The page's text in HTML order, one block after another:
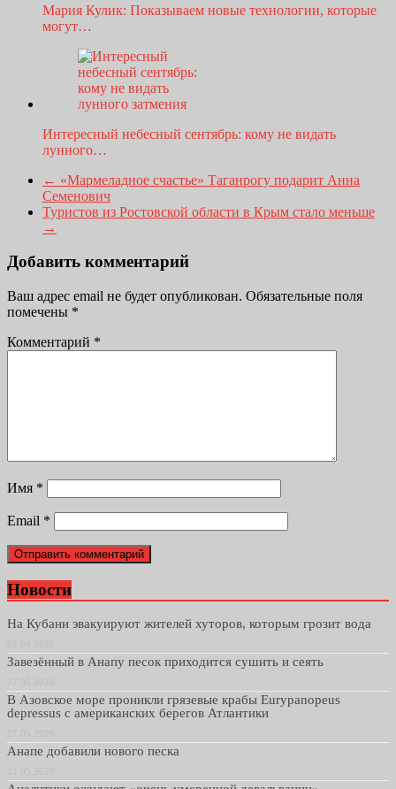
Мария Кулик: Показываем новые технологии, которые
могут…
Интересный небесный сентябрь: кому не видать
лунного…
← «Мармеладное счастье» Таганрогу подарит Анна
Семенович
Туристов из Ростовской области в Крым стало меньше
→
Добавить комментарий
Ваш адрес email не будет опубликован. Обязательные поля
помечены *
Комментарий *
Имя *
Email *
Новости
На Кубани эвакуируют жителей хуторов, которым грозит вода
Завезённый в Анапу песок приходится сушить и сеять
В Азовское море проникли грязевые крабы Eurypanopeus
depressus с американских берегов Атлантики
Анапе добавили нового песка